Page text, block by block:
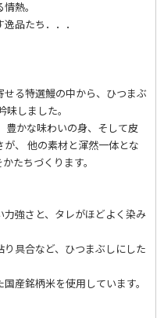
熱。
品たち．．．
せる特選鰻の中から、ひつまぶ
味しました。
豊かな味わいの身、そして皮
が、 他の素材と渾然一体とな
たちづくります。
強さと、タレがほどよく染み
り具合など、ひつまぶしにした
産銘柄米を使用しています。